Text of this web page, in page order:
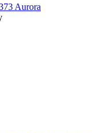
Aurora